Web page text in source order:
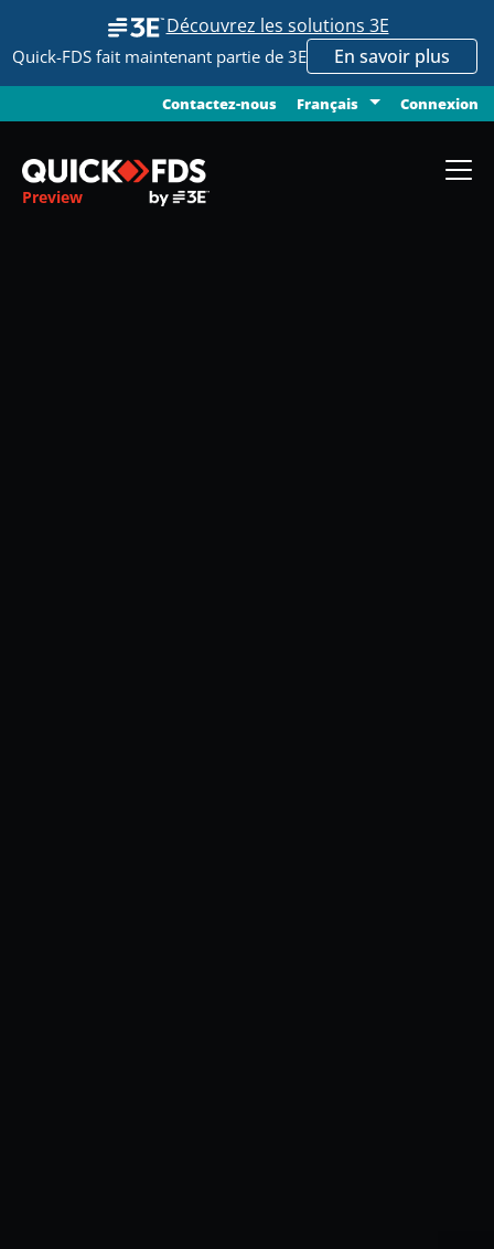
Découvrez les solutions 3E
Quick-FDS fait maintenant partie de 3E En savoir plus
Contactez-nous Français Connexion
Preview